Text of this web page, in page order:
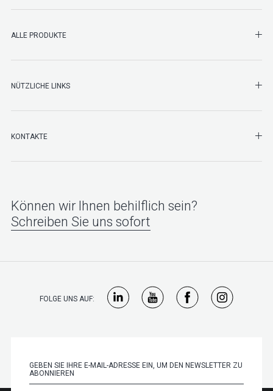
ALLE PRODUKTE
NÜTZLICHE LINKS
KONTAKTE
Können wir Ihnen behilflich sein?
Schreiben Sie uns sofort
FOLGE UNS AUF: